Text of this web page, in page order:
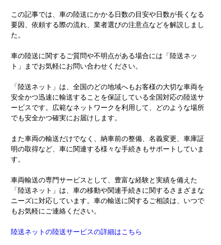
この記事では、車の陸送にかかる日数の目安や日数が長くなる
要因、依頼する際の流れ、業者選びの注意点などを解説しまし
た。
車の陸送に関するご質問や不明点がある場合には「陸送ネッ
ト」までお気軽にお問い合わせください。
「陸送ネット」は、全国のどの地域へもお客様の大切な車両を
安全かつ迅速に輸送することを保証している全国対応の陸送サ
ービスです。広範なネットワークを利用して、どのような場所
でも安全かつ確実にお届けします。
また車両の輸送だけでなく、納車前の整備、名義変更、車庫証
明の取得など、車に関連する様々な手続きもサポートしていま
す。
車両輸送の専門サービスとして、豊富な経験と実績を備えた
「陸送ネット」は、車の移動や関連手続きに関するさまざまな
ニーズに対応しています。車の輸送に関するご相談は、いつで
もお気軽にご連絡ください。
陸送ネットの陸送サービスの詳細はこちら